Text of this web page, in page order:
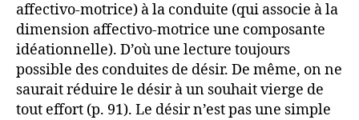
affectivo-motrice) à la conduite (qui associe à la
dimension affectivo-motrice une composante
idéationnelle). D’où une lecture toujours
possible des conduites de désir. De même, on ne
saurait réduire le désir à un souhait vierge de
tout effort (p. 91). Le désir n’est pas une simple